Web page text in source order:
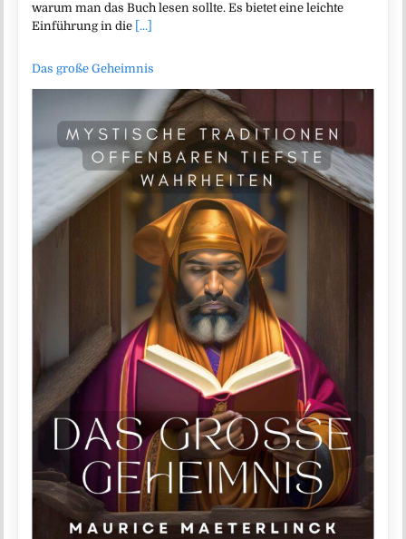
warum man das Buch lesen sollte. Es bietet eine leichte
Einführung in die [...]
Das große Geheimnis